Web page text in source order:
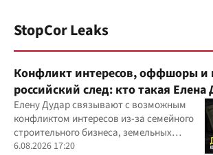
StopCor Leaks
Конфликт интересов, оффшоры и
российский след: кто такая Елена
Елену Дудар связывают с возможным
конфликтом интересов из-за семейного
строительного бизнеса, земельных
скандалов, судебных дел
6.08.2026 17:20